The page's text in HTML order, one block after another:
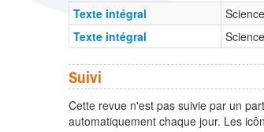
Texte intégral
Texte intégral
Suivi
Cette revue n'est pas suivie par un
automatiquement chaque jour. Les